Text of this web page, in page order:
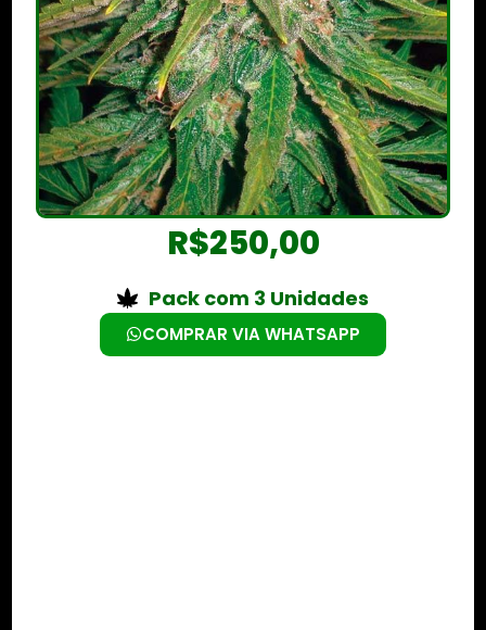
R$250,00
Pack com 3 Unidades
COMPRAR VIA WHATSAPP